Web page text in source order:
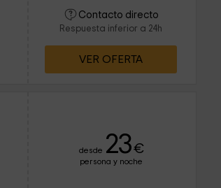
Contacto directo
Respuesta inferior a 24h
VER OFERTA
desde 23€
persona y noche